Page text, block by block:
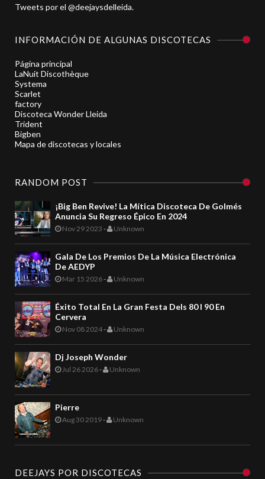
Tweets por el @deejaysdelleida.
INFORMACIÓN DE ALGUNAS DISCOTECAS
Página principal
LaNuit Discothèque
Systema
Scarlet
factory
Discoteca Wonder Lleida
Trident
Bigben
Mapa de discotecas y locales
RANDOM POST
¡Big Ben Revive! La Mítica Discoteca De Golmés
Anuncia Su Regreso Épico En 2024
Nov 29 2023 - Unknown
Gala De Los Premios De La Música Electrónica
De AEDYP
Mar 15 2026- Unknown
Éxito Total En La Gran Festa Dels 80 I 90 En
Cervera
Nov 08 2024- Unknown
Dj Joseph Wonder
Jul 26 2026- Unknown
Pierre
Aug 30 2019- Unknown
DEEJAYS POR DISCOTECAS